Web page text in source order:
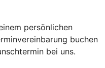
persönlichen
buchen
bei uns.